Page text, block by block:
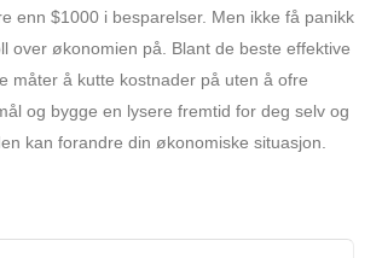
enn $1000 i besparelser. Men ikke få panikk
over økonomien på. Blant de beste effektive
måter å kutte kostnader på uten å ofre
og bygge en lysere fremtid for deg selv og
kan forandre din økonomiske situasjon.